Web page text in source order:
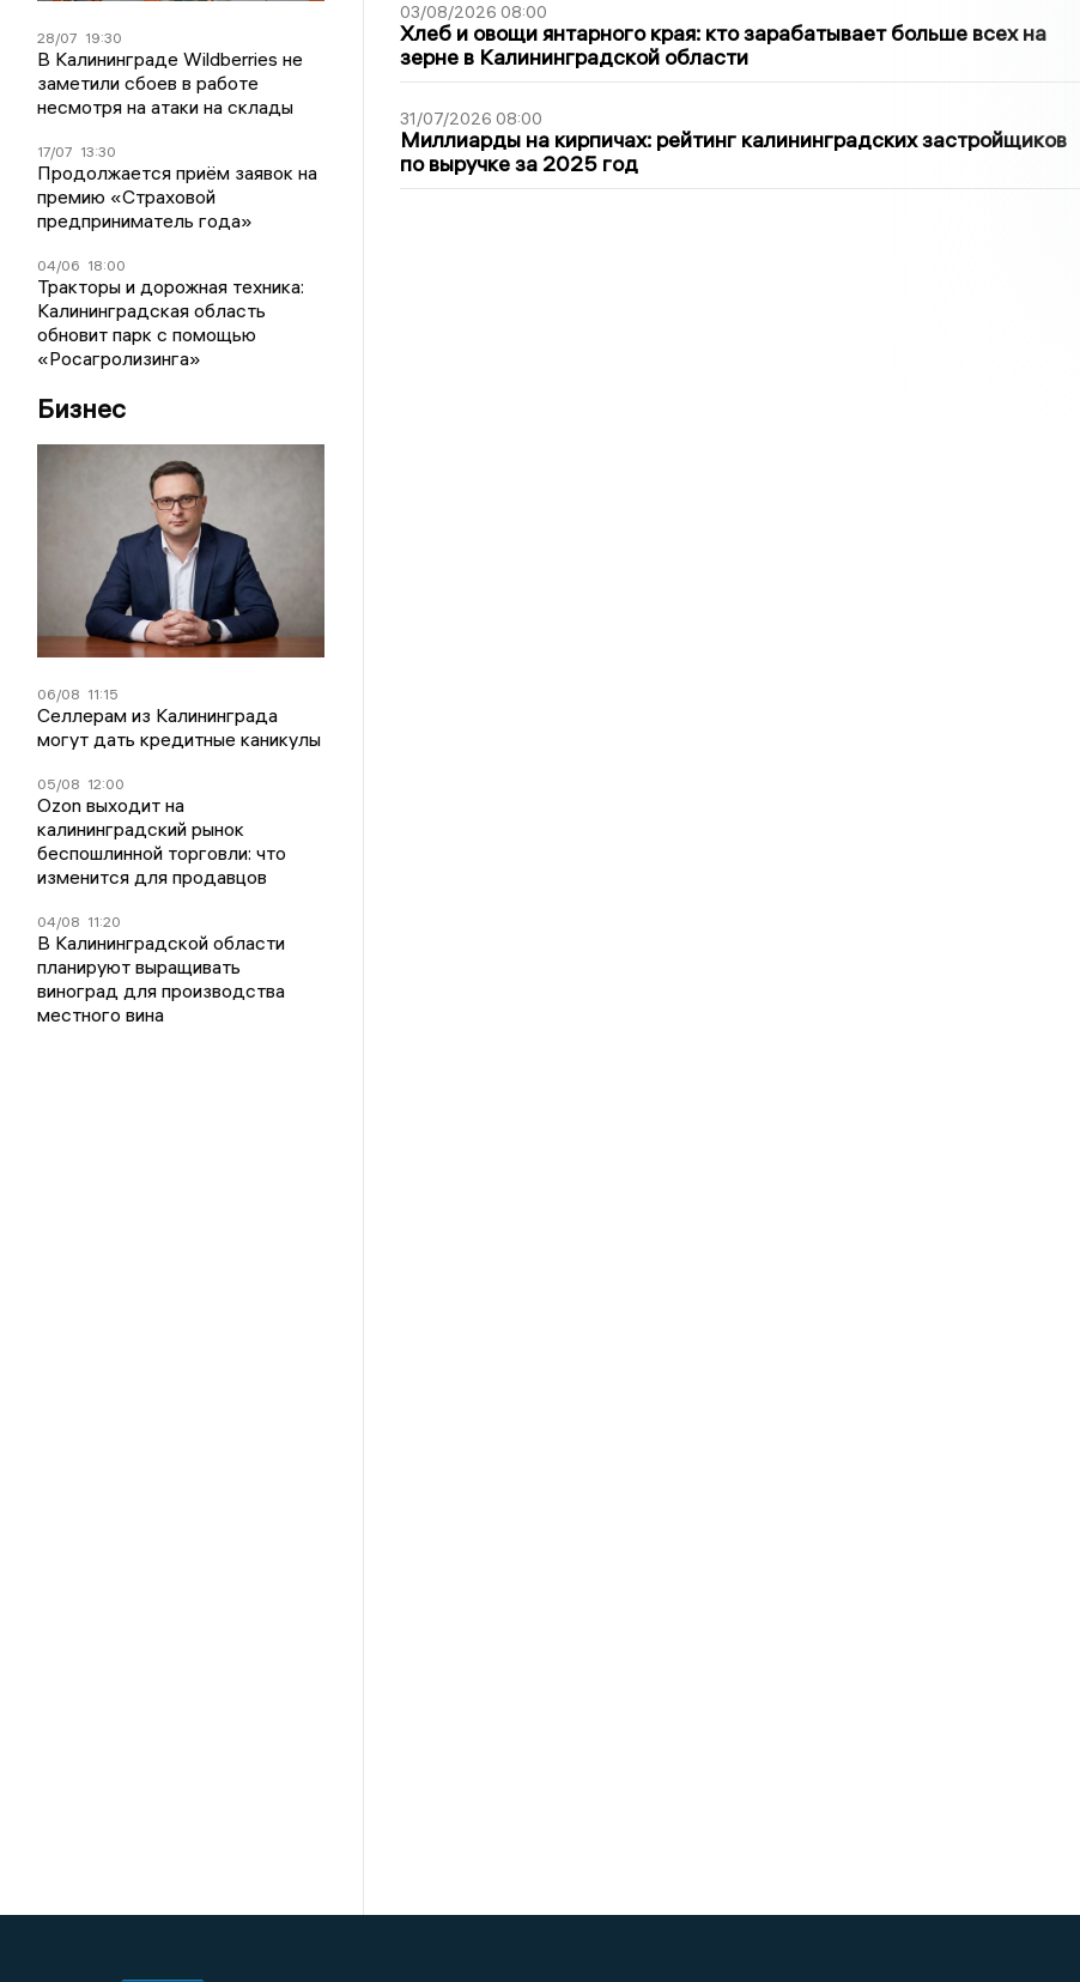
28/07 19:30
В Калининграде Wildberries не
заметили сбоев в работе
несмотря на атаки на склады
17/07 13:30
Продолжается приём заявок на
премию «Страховой
предприниматель года»
04/06 18:00
Тракторы и дорожная техника:
Калининградская область
обновит парк с помощью
«Росагролизинга»
Бизнес
06/08 11:15
Селлерам из Калининграда
могут дать кредитные каникулы
05/08 12:00
Ozon выходит на
калининградский рынок
беспошлинной торговли: что
изменится для продавцов
04/08 11:20
В Калининградской области
планируют выращивать
виноград для производства
местного вина
03/08/2026 08:00
Хлеб и овощи янтарного края: кто зарабатывает больше всех на
зерне в Калининградской области
31/07/2026 08:00
Миллиарды на кирпичах: рейтинг калининградских застройщиков
по выручке за 2025 год